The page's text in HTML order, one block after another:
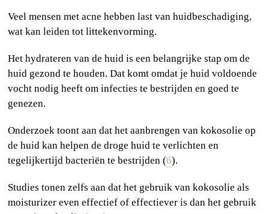
Veel mensen met acne hebben last van huidbeschadiging,
wat kan leiden tot littekenvorming.
Het hydrateren van de huid is een belangrijke stap om de
huid gezond te houden. Dat komt omdat je huid voldoende
vocht nodig heeft om infecties te bestrijden en goed te
genezen.
Onderzoek toont aan dat het aanbrengen van kokosolie op
de huid kan helpen de droge huid te verlichten en
tegelijkertijd bacteriën te bestrijden (6).
Studies tonen zelfs aan dat het gebruik van kokosolie als
moisturizer even effectief of effectiever is dan het gebruik